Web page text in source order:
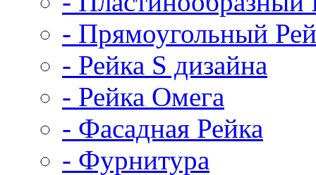
- Прямоугольный
- Рейка S дизайна
- Рейка Омега
- Фасадная Рейка
- Фурнитура